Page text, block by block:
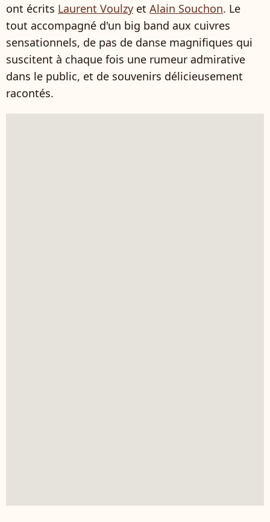
ont écrits Laurent Voulzy et Alain Souchon. Le
tout accompagné d'un big band aux cuivres
sensationnels, de pas de danse magnifiques qui
suscitent à chaque fois une rumeur admirative
dans le public, et de souvenirs délicieusement
racontés.